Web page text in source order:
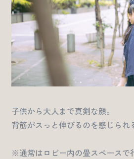
子供から大人まで真剣な顔。
背筋がスっと伸びるのを感じられ
※通常はロビー内の畳スペースで